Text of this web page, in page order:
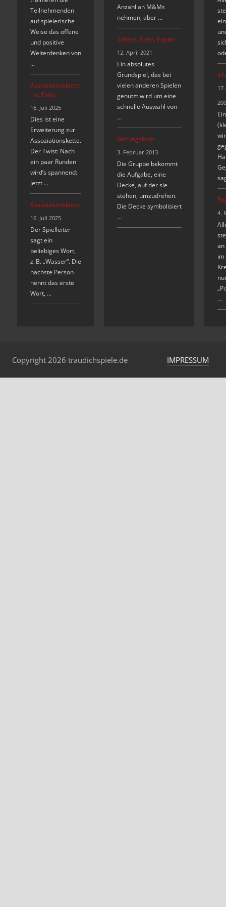
Teilnehmenden
auf spielerische
Weise das offene
und positive
Weiterdenken von
…
Assoziationskette
mit Twist
16. Juli 2025
Dies ist eine
Erweiterung zur
Assoziationskette.
Der Twist: Nach
ein paar Runden
wird’s spannend:
Jetzt …
Assoziationskette
16. Juli 2025
Der Spielleiter
sagt ein
beliebiges Wort,
z. B. „Wasser“. Die
nächste Person
nennt das erste
Wort, …
Anzahl an M&Ms
nehmen, aber …
Schere, Stein, Papier
12. April 2021
Ein absolutes
Grundspiel, das bei
vielen anderen Spielen
genutzt wird um eine
schnelle Auswahl von
…
Rettungsboot
3. Februar 2013
Die Gruppe bekommt
die Aufgabe, eine
Decke, auf der sie
stehen, umzudrehen.
Die Decke symbolisiert
…
4.
an
im
…
Copyright 2026 traudichspiele.de IMPRESSUM